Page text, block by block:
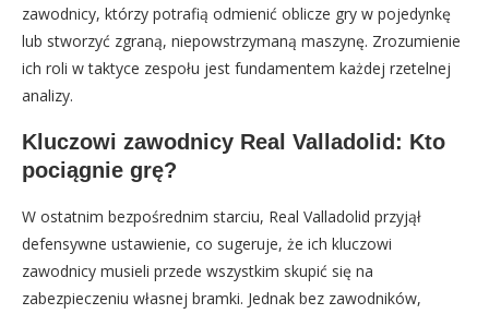
zawodnicy, którzy potrafią odmienić oblicze gry w pojedynkę
lub stworzyć zgraną, niepowstrzymaną maszynę. Zrozumienie
ich roli w taktyce zespołu jest fundamentem każdej rzetelnej
analizy.
Kluczowi zawodnicy Real Valladolid: Kto
pociągnie grę?
W ostatnim bezpośrednim starciu, Real Valladolid przyjął
defensywne ustawienie, co sugeruje, że ich kluczowi
zawodnicy musieli przede wszystkim skupić się na
zabezpieczeniu własnej bramki. Jednak bez zawodników,